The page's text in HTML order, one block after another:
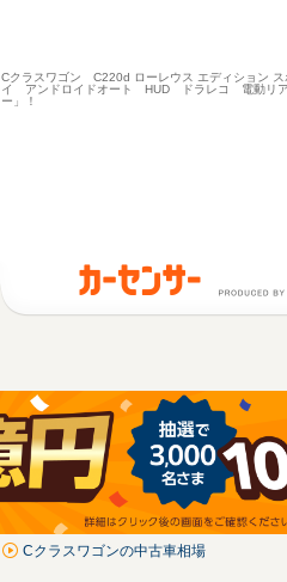
Cクラスワゴン C220d ローレウス エディショ
イ アンドロイドオート HUD ドラレコ 電動リア
ー」！
Cクラスワゴンの中古車相場